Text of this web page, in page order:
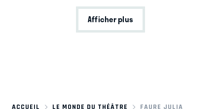
Afficher plus
ACCUEIL LE MONDE DU THÉÂTRE FAURE JULIA